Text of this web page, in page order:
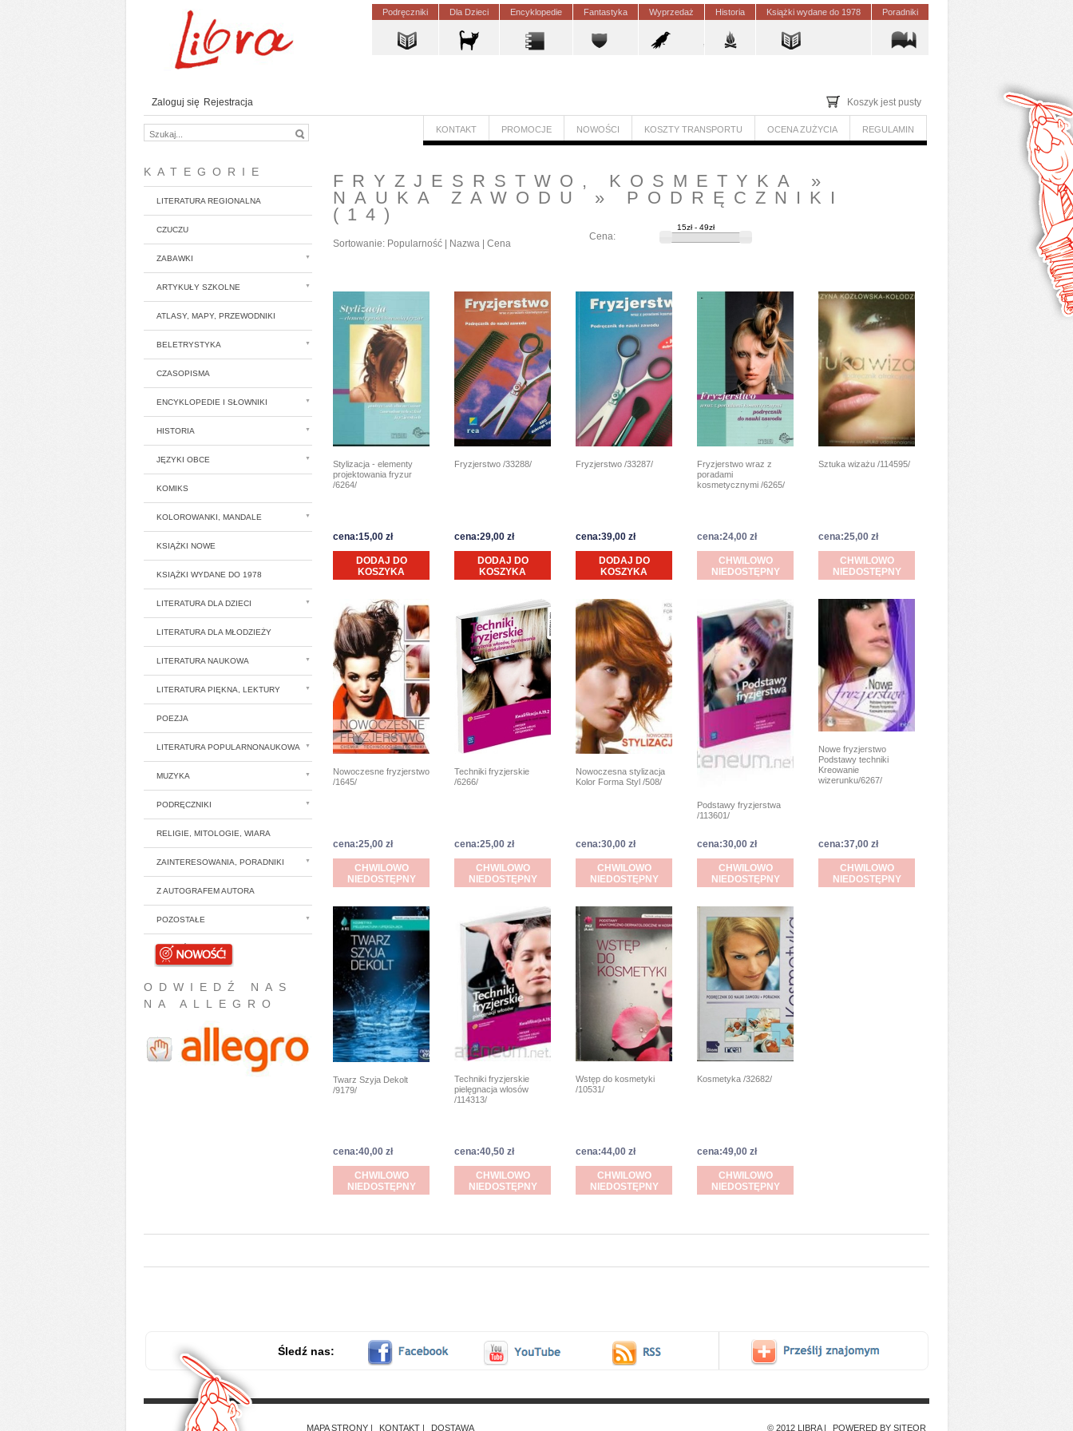
Podręczniki Dla Dzieci Encyklopedie Fantastyka Wyprzedaż Historia Książki wydane do 1978 Poradniki
Zaloguj się Rejestracja Koszyk jest pusty
KONTAKT PROMOCJE NOWOŚCI KOSZTY TRANSPORTU OCENA ZUŻYCIA REGULAMIN
KATEGORIE
LITERATURA REGIONALNA
CZUCZU
ZABAWKI
ARTYKUŁY SZKOLNE
ATLASY, MAPY, PRZEWODNIKI
BELETRYSTYKA
CZASOPISMA
ENCYKLOPEDIE I SŁOWNIKI
HISTORIA
JĘZYKI OBCE
KOMIKS
KOLOROWANKI, MANDALE
KSIĄŻKI NOWE
KSIĄŻKI WYDANE DO 1978
LITERATURA DLA DZIECI
LITERATURA DLA MŁODZIEŻY
LITERATURA NAUKOWA
LITERATURA PIĘKNA, LEKTURY
POEZJA
LITERATURA POPULARNONAUKOWA
MUZYKA
PODRĘCZNIKI
RELIGIE, MITOLOGIE, WIARA
ZAINTERESOWANIA, PORADNIKI
Z AUTOGRAFEM AUTORA
POZOSTAŁE
NOWOŚCI
ODWIEDŹ NAS
NA ALLEGRO
FRYZJESRSTWO, KOSMETYKA
»
NAUKA ZAWODU
» PODRĘCZNIKI
(14)
Sortowanie: Popularność Nazwa Cena
Cena:
Stylizacja - elementy
projektowania fryzur
/6264/
cena:15,00 zł
DODAJ DO
KOSZYKA
Fryzjerstwo /33288/
cena:29,00 zł
DODAJ DO
KOSZYKA
Fryzjerstwo /33287/
cena:39,00 zł
DODAJ DO
KOSZYKA
Fryzjerstwo wraz z
poradami
kosmetycznymi /6265/
cena:24,00 zł
CHWILOWO
NIEDOSTĘPNY
Sztuka wizażu /114595/
cena:25,00 zł
CHWILOWO
NIEDOSTĘPNY
Nowoczesne fryzjerstwo
/1645/
cena:25,00 zł
CHWILOWO
NIEDOSTĘPNY
Techniki fryzjerskie
/6266/
cena:25,00 zł
CHWILOWO
NIEDOSTĘPNY
Nowoczesna stylizacja
Kolor Forma Styl /508/
cena:30,00 zł
CHWILOWO
NIEDOSTĘPNY
Podstawy fryzjerstwa
/113601/
cena:30,00 zł
CHWILOWO
NIEDOSTĘPNY
Nowe fryzjerstwo
Podstawy techniki
Kreowanie
wizerunku/6267/
cena:37,00 zł
CHWILOWO
NIEDOSTĘPNY
Twarz Szyja Dekolt
/9179/
cena:40,00 zł
CHWILOWO
NIEDOSTĘPNY
Techniki fryzjerskie
pielęgnacja wlosów
/114313/
cena:40,50 zł
CHWILOWO
NIEDOSTĘPNY
Wstęp do kosmetyki
/10531/
cena:44,00 zł
CHWILOWO
NIEDOSTĘPNY
Kosmetyka /32682/
cena:49,00 zł
CHWILOWO
NIEDOSTĘPNY
Śledź nas:
MAPA STRONY KONTAKT DOSTAWA © 2012 LIBRA POWERED BY SITEOR